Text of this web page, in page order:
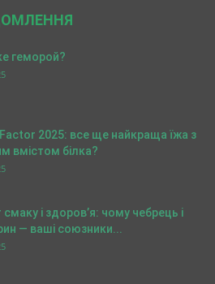
геморой?
2025: все ще найкраща їжа з
вмістом білка?
смаку і здоров’я: чому чебрець і
— ваші союзники...